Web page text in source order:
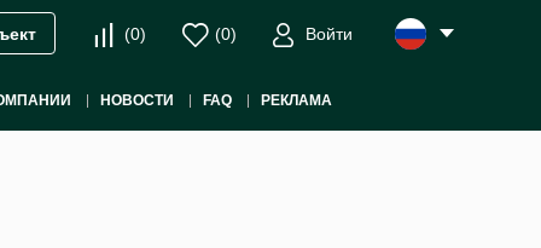
(0) (0) Войти
НОВОСТИ FAQ РЕКЛАМА